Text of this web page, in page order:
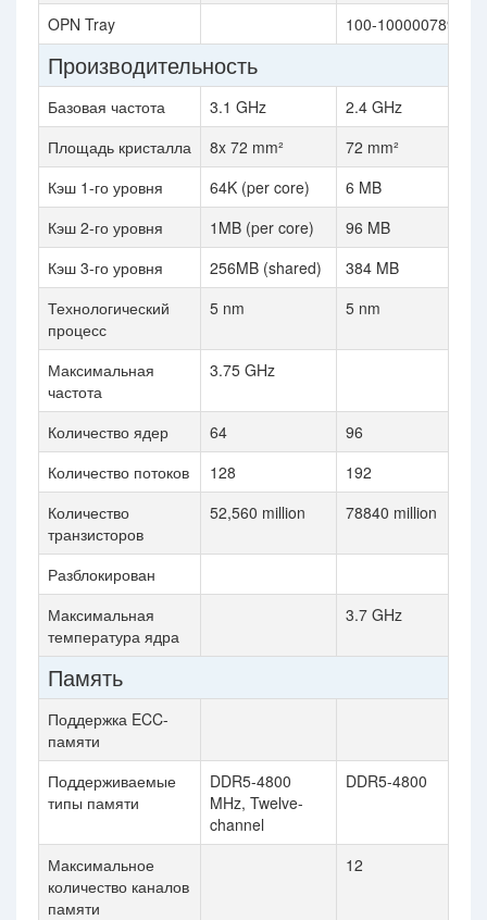
OPN Tray 100-100000789
Производительность
Базовая частота 3.1 GHz
2.4 GHz
Площадь кристалла
8x 72 mm²
72 mm²
Кэш 1-го уровня
64K (per core)
6 MB
Кэш 2-го уровня
1MB (per core)
96 MB
Кэш 3-го уровня
256MB (shared)
384 MB
Технологический
процесс
5 nm 5 nm
Максимальная
частота
3.75 GHz
Количество ядер 64
96
Количество потоков
128
192
Количество
транзисторов
52,560 million 78840 million
Разблокирован
Максимальная
температура ядра
3.7 GHz
Память
Поддержка ECC-
памяти
Поддерживаемые
типы памяти
DDR5-4800
MHz, Twelve-
channel
DDR5-4800
Максимальное
количество каналов
памяти
12